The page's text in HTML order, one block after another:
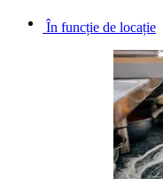
În funcție de locație